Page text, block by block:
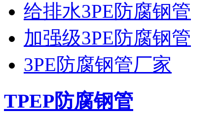
给排水3PE防腐钢管
加强级3PE防腐钢管
3PE防腐钢管厂家
TPEP防腐钢管